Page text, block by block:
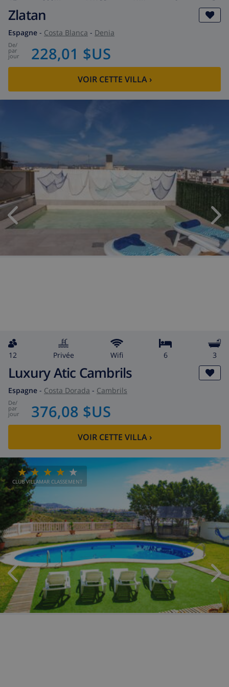
Zlatan
Espagne - Costa Blanca - Denia
de/
par
jour 228,01 $US
VOIR CETTE VILLA›
12 privée wifi 6 3
Luxury Atic Cambrils
Espagne - Costa Dorada - Cambrils
de/
par
jour 376,08 $US
VOIR CETTE VILLA›
CLUB VILLAMAR CLASSEMENT